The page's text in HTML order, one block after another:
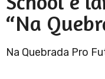
“Na
Na Quebrada Pro